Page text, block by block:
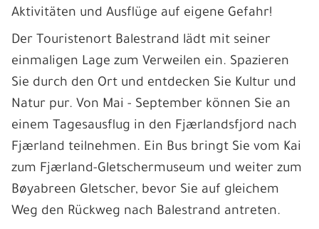
Aktivitäten und Ausflüge auf eigene Gefahr!
Der Touristenort Balestrand lädt mit seiner
einmaligen Lage zum Verweilen ein. Spazieren
Sie durch den Ort und entdecken Sie Kultur und
Natur pur. Von Mai - September können Sie an
einem Tagesausflug in den Fjærlandsfjord nach
Fjærland teilnehmen. Ein Bus bringt Sie vom Kai
zum Fjærland-Gletschermuseum und weiter zum
Bøyabreen Gletscher, bevor Sie auf gleichem
Weg den Rückweg nach Balestrand antreten.